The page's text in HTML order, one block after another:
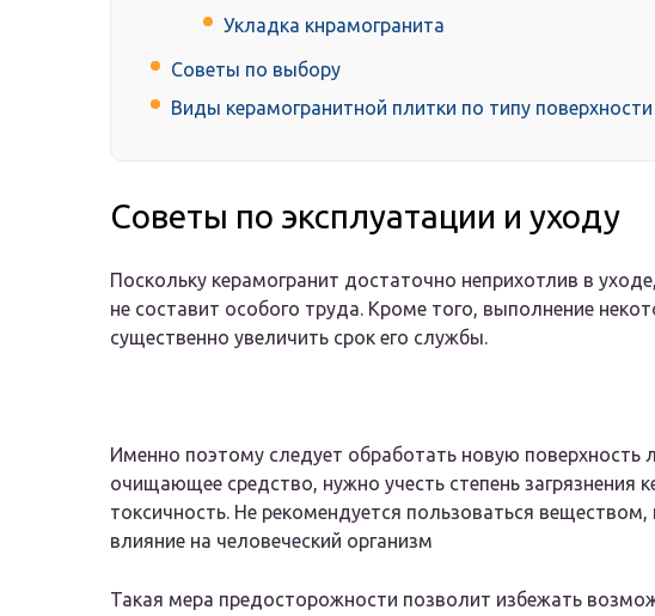
Укладка кнрамогранита
Советы по выбору
Виды керамогранитной плитки по типу поверхности
Советы по эксплуатации и уходу
Поскольку керамогранит достаточно неприхотлив в
не составит особого труда. Кроме того, выполнение
существенно увеличить срок его службы.
Именно поэтому следует обработать новую поверхность
очищающее средство, нужно учесть степень загрязнения
токсичность. Не рекомендуется пользоваться
влияние на человеческий организм
Такая мера предосторожности позволит избежать